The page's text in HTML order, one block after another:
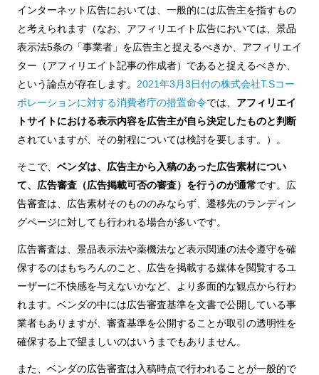
インターネット広告においては、一般的には広告主を指すもの
と考えられます（なお、アフィリエイト広告においては、景品
表示法5条の「事業者」を広告主と捉えるべきか、アフィリエイ
ター（アフィリエイト記事の作成者）であると捉えるべきか、
という論点が存在します。 2021年3月3日付の株式会社T.Sコー
ポレーションに対する消費者庁の措置命令では、 アフィリエイ
トサイトにおける表示内容を広告主が自ら決定したものと判断
されていますが、その射程については検討を要します。）。
そこで、 ベンダは、広告主から入稿のあった広告素材につい
て、広告審査（広告掲載可否の審査）を行うのが通常です。広
告審査は、広告素材そのもののみならず、遷移先のランディン
グページに対しても行われる場合が多いです。
広告審査は、景品表示法や薬機法など表示関連の法令遵守を確
保するのはもちろんのこと、広告を掲載する媒体を閲覧するユ
ーザーに不快感を与えないかなど、より多面的な観点から行わ
れます。ベンダの中には広告審査基準を文書で公開している事
業者もありますが、審査基準を公開することが取引の透明性を
確保する上で望ましいのはいうまでもありません。
また、ベンダの広告審査は入稿時点で行われることが一般的で